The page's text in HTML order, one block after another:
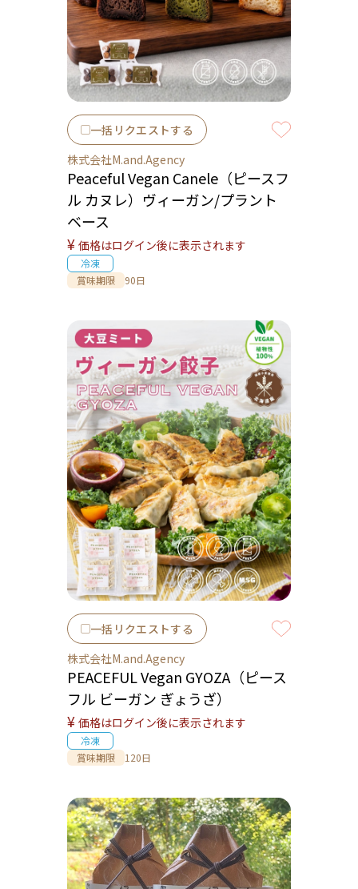
一括リクエストする
株式会社M.and.Agency
Peaceful Vegan Canele（ピースフ
ル カヌレ）ヴィーガン/プラント
ベース
¥ 価格はログイン後に表示されます
冷凍
賞味期限
90日
一括リクエストする
株式会社M.and.Agency
PEACEFUL Vegan GYOZA（ピース
フル ビーガン ぎょうざ）
¥ 価格はログイン後に表示されます
冷凍
賞味期限
120日